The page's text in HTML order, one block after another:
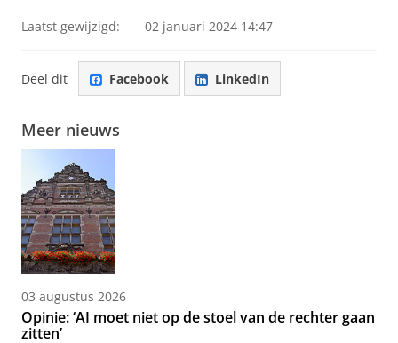
Laatst gewijzigd: 02 januari 2024 14:47
Deel dit Facebook LinkedIn
Meer nieuws
03 augustus 2026
Opinie: ‘AI moet niet op de stoel van de rechter gaan
zitten’